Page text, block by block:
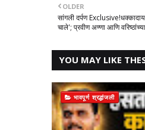
OLDER
सांगली दर्पण
चाले'; प्रवीण अण्णा आणि
YOU MAY LIKE
भावपूर्ण श्रद्धांजली